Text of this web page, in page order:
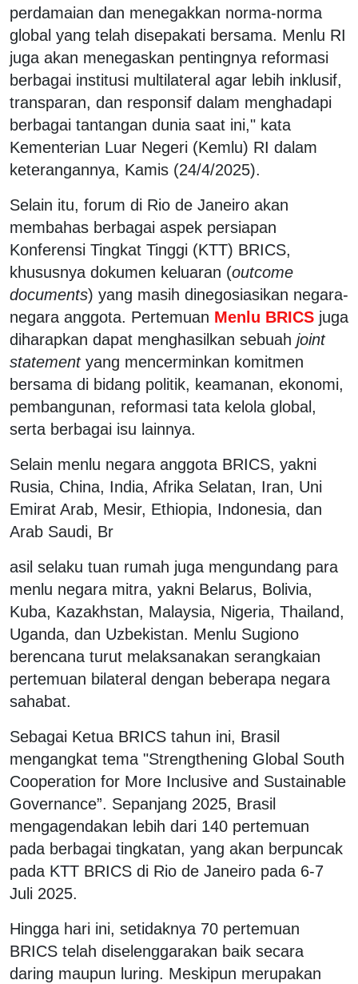
perdamaian dan menegakkan norma-norma
global yang telah disepakati bersama. Menlu RI
juga akan menegaskan pentingnya reformasi
berbagai institusi multilateral agar lebih inklusif,
transparan, dan responsif dalam menghadapi
berbagai tantangan dunia saat ini," kata
Kementerian Luar Negeri (Kemlu) RI dalam
keterangannya, Kamis (24/4/2025).
Selain itu, forum di Rio de Janeiro akan
membahas berbagai aspek persiapan
Konferensi Tingkat Tinggi (KTT) BRICS,
khususnya dokumen keluaran (outcome
documents) yang masih dinegosiasikan negara-
negara anggota. Pertemuan Menlu BRICS juga
diharapkan dapat menghasilkan sebuah joint
statementyang mencerminkan komitmen
bersama di bidang politik, keamanan, ekonomi,
pembangunan, reformasi tata kelola global,
serta berbagai isu lainnya.
Selain menlu negara anggota BRICS, yakni
Rusia, China, India, Afrika Selatan, Iran, Uni
Emirat Arab, Mesir, Ethiopia, Indonesia, dan
Arab Saudi, Br
asil selaku tuan rumah juga mengundang para
menlu negara mitra, yakni Belarus, Bolivia,
Kuba, Kazakhstan, Malaysia, Nigeria, Thailand,
Uganda, dan Uzbekistan. Menlu Sugiono
berencana turut melaksanakan serangkaian
pertemuan bilateral dengan beberapa negara
sahabat.
Sebagai Ketua BRICS tahun ini, Brasil
mengangkat tema "Strengthening Global South
Cooperation for More Inclusive and Sustainable
Governance”. Sepanjang 2025, Brasil
mengagendakan lebih dari 140 pertemuan
pada berbagai tingkatan, yang akan berpuncak
pada KTT BRICS di Rio de Janeiro pada 6-7
Juli 2025.
Hingga hari ini, setidaknya 70 pertemuan
BRICS telah diselenggarakan baik secara
daring maupun luring. Meskipun merupakan